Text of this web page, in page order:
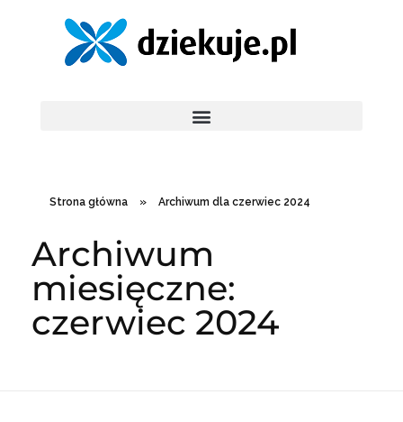
Strona główna » Archiwum dla czerwiec 2024
Archiwum
miesięczne:
czerwiec 2024